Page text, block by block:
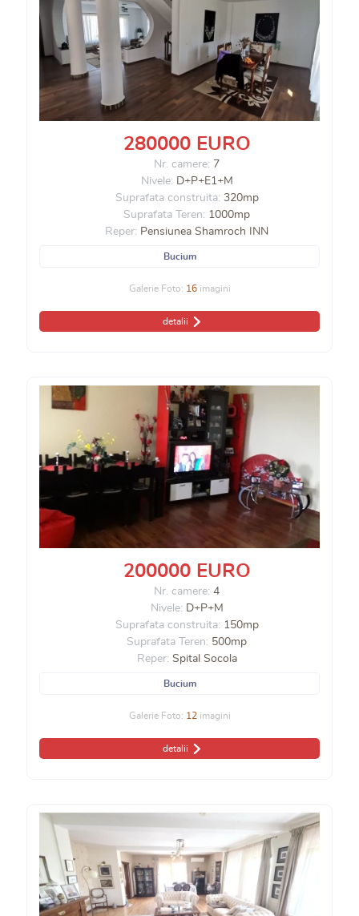
280000 EURO
Nr. camere: 7
Nivele: D+P+E1+M
Suprafata construita: 320mp
Suprafata Teren: 1000mp
Reper: Pensiunea Shamroch INN
Bucium
Galerie Foto: 16imagini
detalii
200000 EURO
Nr. camere: 4
Nivele: D+P+M
Suprafata construita: 150mp
Suprafata Teren: 500mp
Reper: Spital Socola
Bucium
Galerie Foto: 12 imagini
detalii